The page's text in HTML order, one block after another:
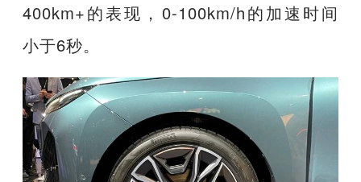
400km+的表现，0-100km/h的加速时间
小于6秒。